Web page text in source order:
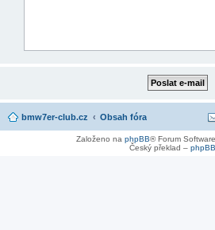
bmw7er-club.cz Obsah fóra
Založeno na phpBB® Forum
Český překlad –